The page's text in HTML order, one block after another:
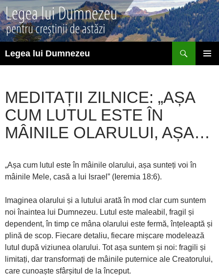
Sari
la
conținut
Legea lui Dumnezeu
MEDITAȚII ZILNICE: „AȘA
CUM LUTUL ESTE ÎN
MÂINILE OLARULUI, AȘA…
„Așa cum lutul este în mâinile olarului, așa sunteți voi în
mâinile Mele, casă a lui Israel” (Ieremia 18:6).
Imaginea olarului și a lutului arată în mod clar cum suntem
noi înaintea lui Dumnezeu. Lutul este maleabil, fragil și
dependent, în timp ce mâna olarului este fermă, înțeleaptă și
plină de scop. Fiecare detaliu, fiecare mișcare modelează
lutul după viziunea olarului. Tot așa suntem și noi: fragili și
limitați, dar transformați de mâinile puternice ale Creatorului,
care cunoaște sfârșitul de la început.